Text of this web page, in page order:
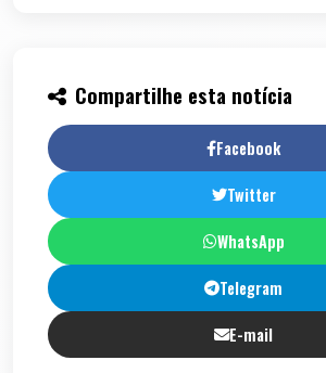
Compartilhe esta notícia
Facebook
Twitter
WhatsApp
Telegram
E-mail